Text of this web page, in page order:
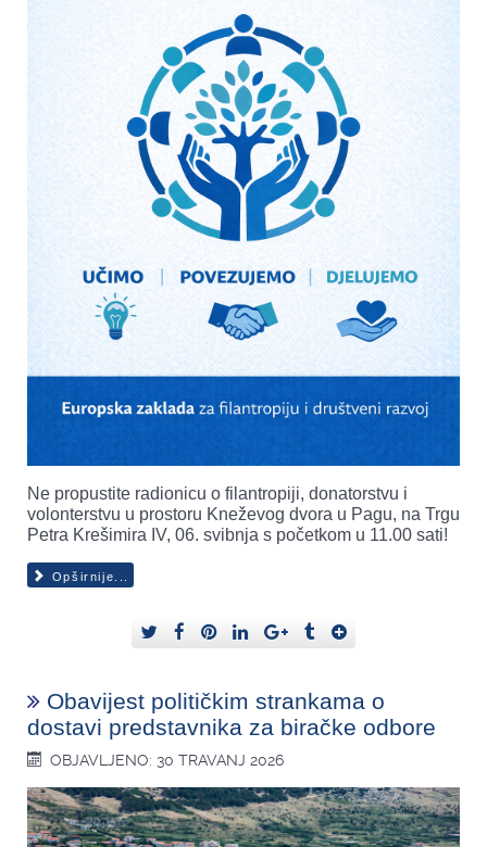
Ne propustite radionicu o filantropiji, donatorstvu i
volonterstvu u prostoru Kneževog dvora u Pagu, na Trgu
Petra Krešimira IV, 06. svibnja s početkom u 11.00 sati!
Opširnije...
Obavijest političkim strankama o
dostavi predstavnika za biračke odbore
OBJAVLJENO: 30 TRAVANJ 2026